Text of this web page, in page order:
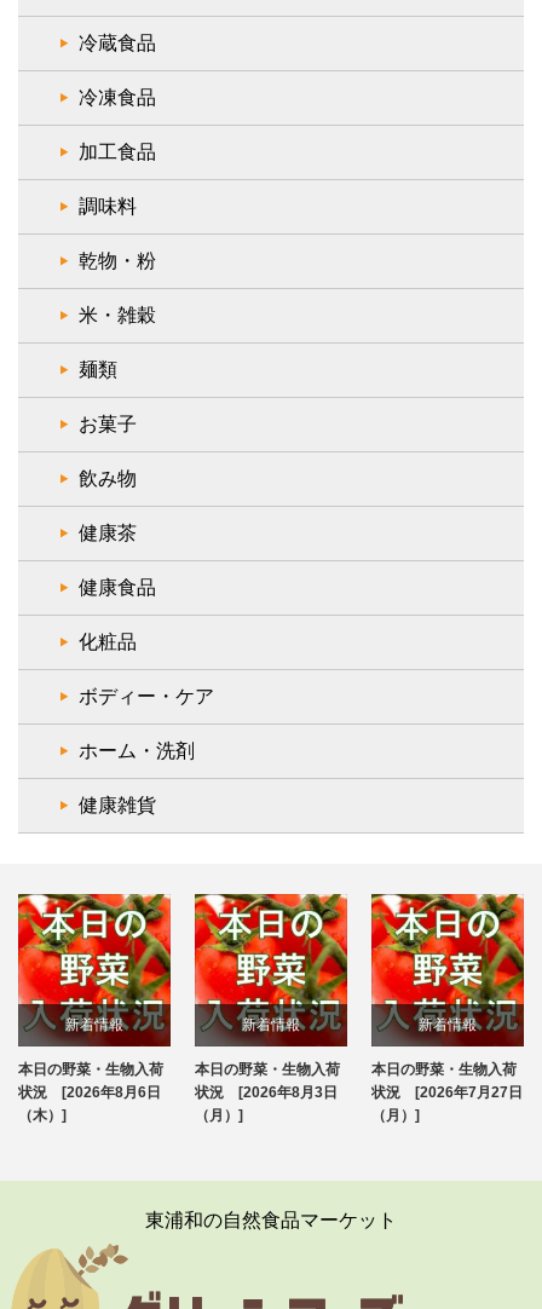
冷蔵食品
冷凍食品
加工食品
調味料
乾物・粉
米・雑穀
麺類
お菓子
飲み物
健康茶
健康食品
化粧品
ボディー・ケア
ホーム・洗剤
健康雑貨
新着情報
ブログ
本日の野菜・生物入荷
状況 [2026年8月6日
（木）]
新着情報
ブログ
本日の野菜・生物入荷
状況 [2026年8月3日
（月）]
新着情報
ブログ
本日の野菜・生物入荷
状況 [2026年7月27日
（月）]
東浦和の自然食品マーケット